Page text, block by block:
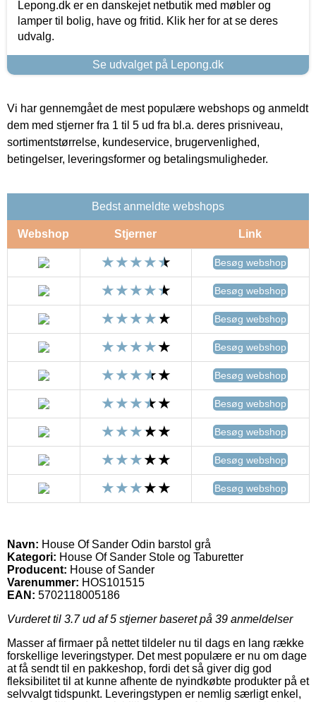
Lepong.dk er en danskejet netbutik med møbler og
lamper til bolig, have og fritid. Klik her for at se deres
udvalg.
Se udvalget på Lepong.dk
Vi har gennemgået de mest populære webshops og anmeldt
dem med stjerner fra 1 til 5 ud fra bl.a. deres prisniveau,
sortimentstørrelse, kundeservice, brugervenlighed,
betingelser, leveringsformer og betalingsmuligheder.
Bedst anmeldte webshops
Webshop Stjerner Link
Besøg webshop
Besøg webshop
Besøg webshop
Besøg webshop
Besøg webshop
Besøg webshop
Besøg webshop
Besøg webshop
Besøg webshop
Navn: House Of Sander Odin barstol grå
Kategori: House Of Sander Stole og Taburetter
Producent: House of Sander
Varenummer: HOS101515
EAN: 5702118005186
Vurderet til 3.7ud af 5 stjerner baseret på 39 anmeldelser
Masser af firmaer på nettet tildeler nu til dags en lang række
forskellige leveringstyper. Det mest populære er nu om dage
at få sendt til en pakkeshop, fordi det så giver dig god
fleksibilitet til at kunne afhente de nyindkøbte produkter på et
selvvalgt tidspunkt. Leveringstypen er nemlig særligt enkel,